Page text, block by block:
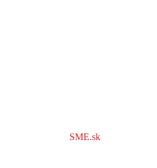
SME.sk